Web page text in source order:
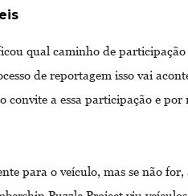
qual caminho de participação
de reportagem isso vai
convite a essa participação e por
para o veículo, mas se não